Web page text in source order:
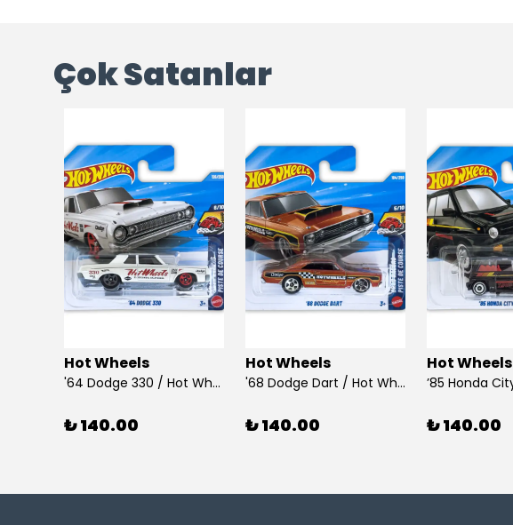
Çok Satanlar
Hot Wheels
'64 Dodge 330 / Hot Wheels
₺ 140.00
Hot Wheels
'68 Dodge Dart / Hot Wheels
₺ 140.00
Hot Wheels
₺ 140.00